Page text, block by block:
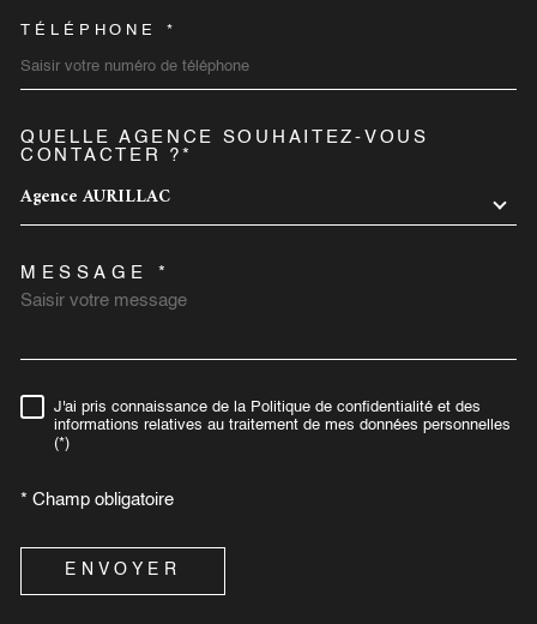
TÉLÉPHONE *
QUELLE AGENCE SOUHAITEZ-VOUS
CONTACTER ?*
Agence AURILLAC
MESSAGE *
RÈGLEMENTATION
J'ai pris connaissance de la Politique de confidentialité et des
informations relatives au traitement de mes données personnelles
(*)
* Champ obligatoire
ENVOYER